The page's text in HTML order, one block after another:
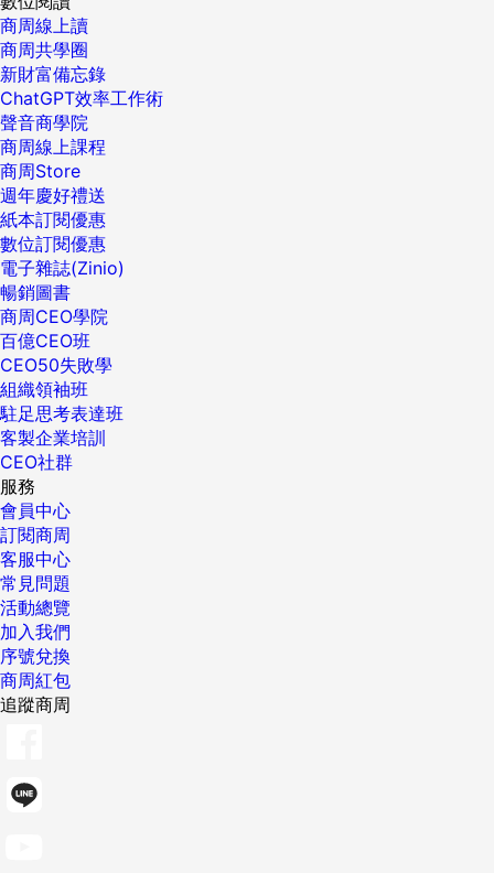
商周線上讀
商周共學圈
新財富備忘錄
ChatGPT效率工作術
聲音商學院
商周線上課程
商周Store
週年慶好禮送
紙本訂閱優惠
數位訂閱優惠
電子雜誌(Zinio)
暢銷圖書
商周CEO學院
百億CEO班
CEO50失敗學
組織領袖班
駐足思考表達班
客製企業培訓
CEO社群
服務
會員中心
訂閱商周
客服中心
常見問題
活動總覽
加入我們
序號兌換
商周紅包
追蹤商周